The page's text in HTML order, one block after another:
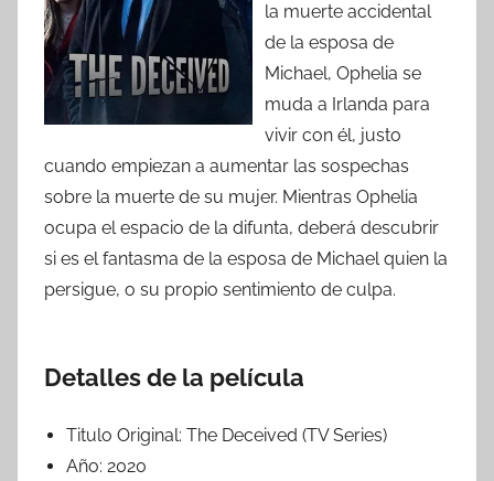
la muerte accidental
de la esposa de
Michael, Ophelia se
muda a Irlanda para
vivir con él, justo
cuando empiezan a aumentar las sospechas
sobre la muerte de su mujer. Mientras Ophelia
ocupa el espacio de la difunta, deberá descubrir
si es el fantasma de la esposa de Michael quien la
persigue, o su propio sentimiento de culpa.
Detalles de la película
Titulo Original: The Deceived (TV Series)
Año: 2020